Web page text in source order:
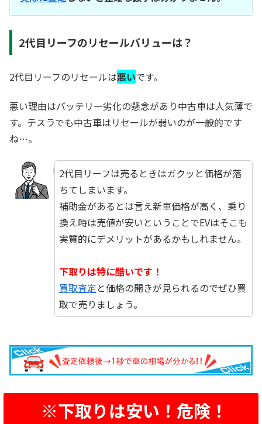
2代目リーフのリセールバリューは？
2代目リーフのリセールは悪いです。
悪い理由はバッテリー劣化の懸念があり中古車は人気薄で
す。テスラでも中古車はリセールが弱いのが一般的です
ね…。
2代目リーフは売るときはガクッと価格が落
ちてしまいます。
補助金があるとは言え新車価格が高く、乗り
換え時は売値が安いということでEVはそこも
実質的にデメリットがあるかもしれません。
下取りは特に酷いです！
買取査定と価格の開きが見られるのでぜひ買
取で売りましょう。
※下取りは安い！危険！